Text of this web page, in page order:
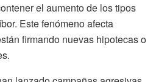
el aumento de los tipos
Este fenómeno afecta
firmando nuevas hipotecas o